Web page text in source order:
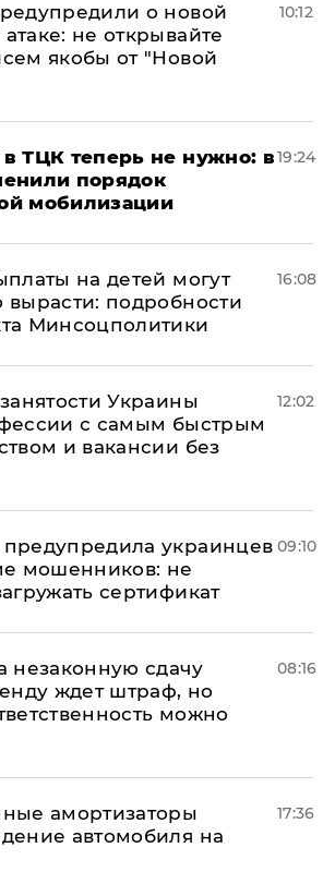
о новой
не открывайте
якобы от "Новой
10:12
ТЦК теперь не нужно: в
порядок
мобилизации
19:24
на детей могут
вырасти: подробности
Минсоцполитики
16:08
Украины
с самым быстрым
и вакансии без
12:02
украинцев
мошенников: не
сертификат
09:10
незаконную сдачу
ждет штраф, но
можно
08:16
амортизаторы
автомобиля на
17:36